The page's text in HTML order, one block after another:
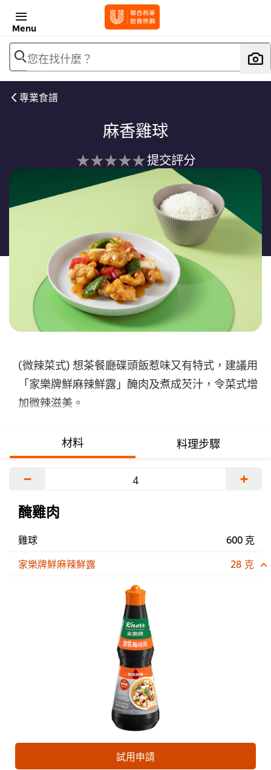
Menu
您在找什麼？
專業食譜
麻香雞球
没
有
recipe
提
交
评
级
提交評分
(微辣菜式) 想茶餐廳碟頭飯惹味又有特式，建議用
「家樂牌鮮麻辣鮮露」醃肉及煮成芡汁，令菜式增
加微辣滋美。
材料 料理步驟
− +
醃雞肉
雞球
600 克
家樂牌鮮麻辣鮮露
28 克
試用申請